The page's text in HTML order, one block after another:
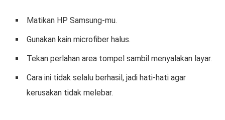
Matikan HP Samsung-mu.
Gunakan kain microfiber halus.
Tekan perlahan area tompel sambil menyalakan layar.
Cara ini tidak selalu berhasil, jadi hati-hati agar
kerusakan tidak melebar.